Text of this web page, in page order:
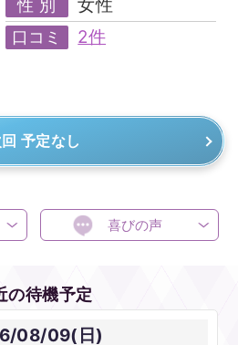
性 別 女性
口コミ 2件
予定なし
喜びの声
の待機予定
08/09(日)